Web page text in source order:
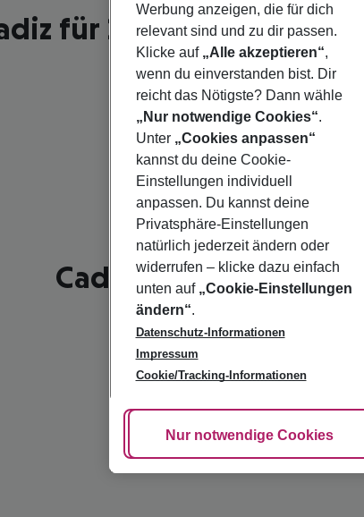
für 2026
Cadiz - schönste
Werbung anzeigen, die für dich
relevant sind und zu dir passen.
Klicke auf „Alle akzeptieren“,
wenn du einverstanden bist. Dir
reicht das Nötigste? Dann wähle
„Nur notwendige Cookies“.
Unter „Cookies anpassen“
kannst du deine Cookie-
Einstellungen individuell
anpassen. Du kannst deine
Privatsphäre-Einstellungen
natürlich jederzeit ändern oder
widerrufen – klicke dazu einfach
unten auf „Cookie-Einstellungen
ändern“.
Datenschutz-Informationen
Impressum
Cookie/Tracking-Informationen
Cookie anpassen
Nur notwendige Cookies